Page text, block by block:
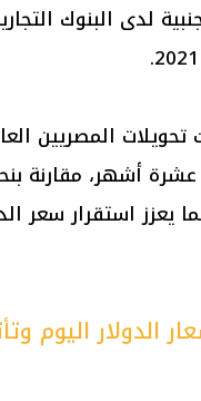
يعزز استقرار سعر
الدولار اليوم